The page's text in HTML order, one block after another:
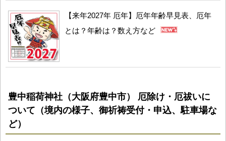
【来年2027年 厄年】厄年年齢早見表、厄年
とは？年齢は？数え方など
豊中稲荷神社（大阪府豊中市） 厄除け・厄祓いに
ついて（境内の様子、御祈祷受付・申込、駐車場な
ど）